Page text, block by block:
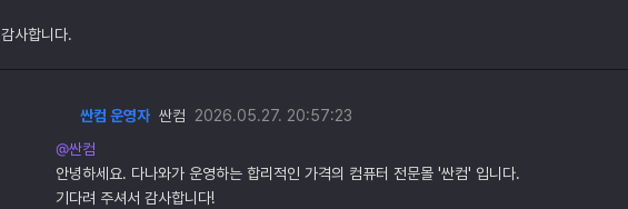
감사합니다.
싼컴 운영자 싼컴 2026.05.27. 20:57:23
@싼컴
안녕하세요. 다나와가 운영하는 합리적인 가격의 컴퓨터 전문몰 '싼컴' 입니다.
기다려 주셔서 감사합니다!